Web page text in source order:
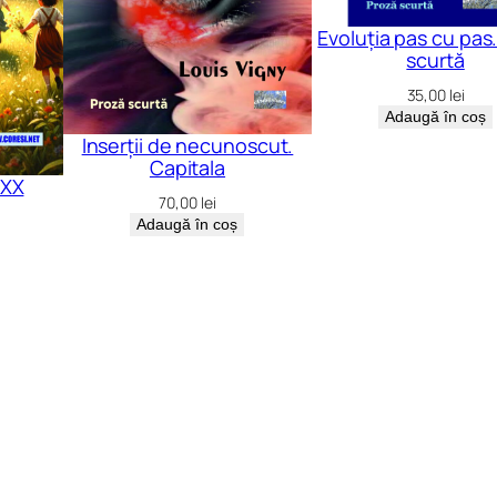
Inserții de necunoscut.
Capitala
70,00 lei
Adaugă în coș
Evoluția pas cu
scurtă
35,00 lei
Adaugă în coș